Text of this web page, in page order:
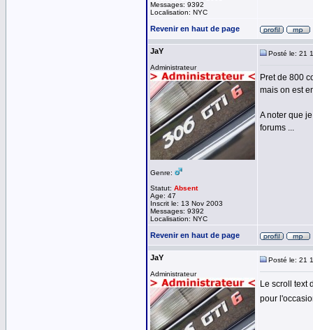
Messages: 9392
Localisation: NYC
Revenir en haut de page
JaY
Administrateur
Genre:
Statut: Absent
Age: 47
Inscrit le: 13 Nov 2003
Messages: 9392
Localisation: NYC
Posté le: 21
Pret de 800
mais on est
A noter que
forums ...
Revenir en haut de page
JaY
Administrateur
Posté le: 21
Le scroll text
pour